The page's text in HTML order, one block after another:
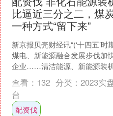
比逼近三分之二，煤
一种方式“留下来”
新京报贝壳财经讯“(‘十四五’时
煤电、新能源融合发展步伐加
企业……清洁能源、新能源装
亿千瓦，煤炭与新能源融合发
断创新，为行....
查看： 132 分类： 2023实
台
配资伐